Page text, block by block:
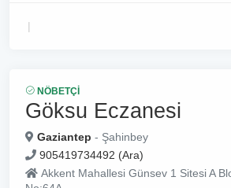
NÖBETÇI
Göksu Eczanesi
Gaziantep - Şahinbey
905419734492 (Ara)
Akkent Mahallesi Günsev 1 Sitesi A